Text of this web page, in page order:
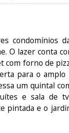
condomínios
O lazer conta
com forno de
para o
um quintal
e sala de
pintada e o